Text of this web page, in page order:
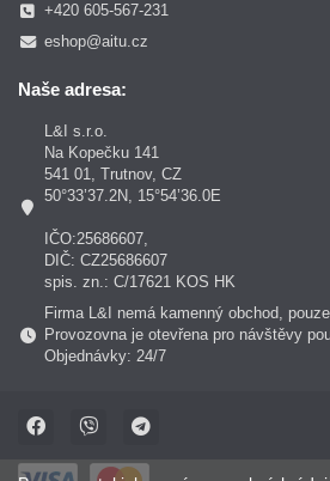
+420 605-567-231
eshop@aitu.cz
Naše adresa:
L&I s.r.o.
Na Kopečku 141
541 01, Trutnov, CZ
50°33’37.2N, 15°54’36.0E
IČO:25686607,
DIČ: CZ25686607
spis. zn.: C/17621 KOS HK
Firma L&I nemá kamenný obchod,
Provozovna je otevřena pro návštěvy
Objednávky: 24/7